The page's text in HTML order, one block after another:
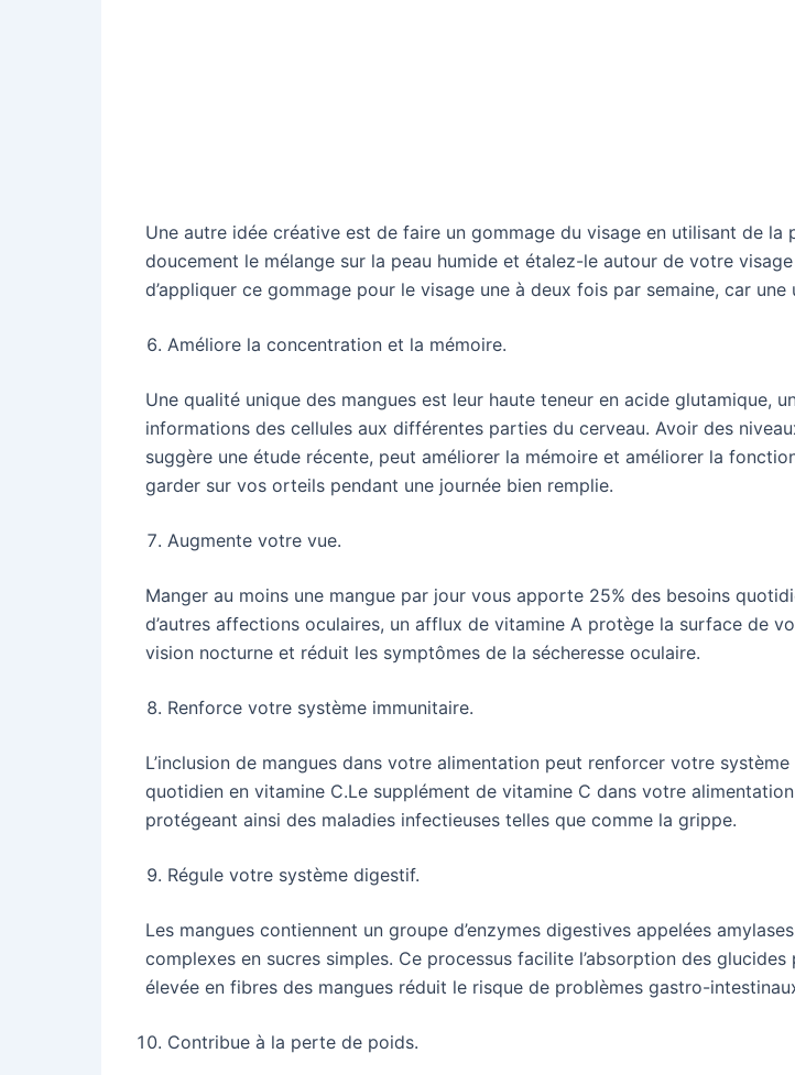
Une autre idée créative est de faire un gommage du visage en utilisant de
doucement le mélange sur la peau humide et étalez-le autour de votre
d’appliquer ce gommage pour le visage une à deux fois par semaine, car
Améliore la concentration et la mémoire.
Une qualité unique des mangues est leur haute teneur en acide glutamique,
informations des cellules aux différentes parties du cerveau. Avoir des
suggère une étude récente, peut améliorer la mémoire et améliorer la
garder sur vos orteils pendant une journée bien remplie.
Augmente votre vue.
Manger au moins une mangue par jour vous apporte 25% des besoins
d’autres affections oculaires, un afflux de vitamine A protège la surface de
vision nocturne et réduit les symptômes de la sécheresse oculaire.
Renforce votre système immunitaire.
L’inclusion de mangues dans votre alimentation peut renforcer votre
quotidien en vitamine C.Le supplément de vitamine C dans votre
protégeant ainsi des maladies infectieuses telles que comme la grippe.
Régule votre système digestif.
Les mangues contiennent un groupe d’enzymes digestives appelées
complexes en sucres simples. Ce processus facilite l’absorption des
élevée en fibres des mangues réduit le risque de problèmes gastro-
Contribue à la perte de poids.